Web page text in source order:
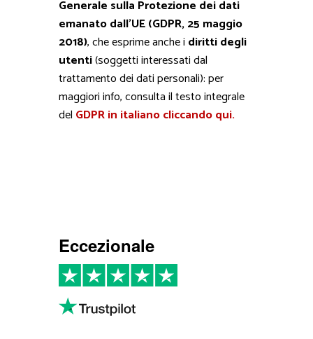
Generale sulla Protezione dei dati
emanato dall’UE (GDPR, 25 maggio
2018), che esprime anche i diritti degli
utenti(soggetti interessati dal
trattamento dei dati personali): per
maggiori info, consulta il testo integrale
del GDPR in italiano cliccando qui.
Eccezionale